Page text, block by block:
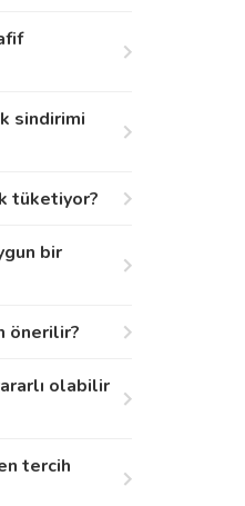
sindirimi
tüketiyor?
bir
önerilir?
olabilir
tercih